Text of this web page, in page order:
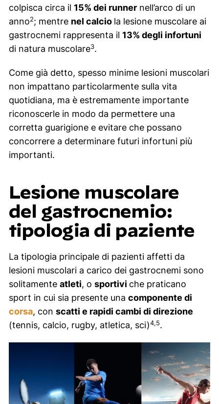
colpisca circa il 15% dei runnernell’arco di un
anno2; mentre nel calcio la lesione muscolare ai
gastrocnemi rappresenta il 13% degli infortuni
di natura muscolare3.
Come già detto, spesso minime lesioni muscolari
non impattano particolarmente sulla vita
quotidiana, ma è estremamente importante
riconoscerle in modo da permettere una
corretta guarigione e evitare che possano
concorrere a determinare futuri infortuni più
importanti.
Lesione muscolare
del gastrocnemio:
tipologia di paziente
La tipologia principale di pazienti affetti da
lesioni muscolari a carico dei gastrocnemi sono
solitamente atleti, o sportivi che praticano
sport in cui sia presente una componente di
corsa, con scatti e rapidi cambi di direzione
(tennis, calcio, rugby, atletica, sci)4,5.